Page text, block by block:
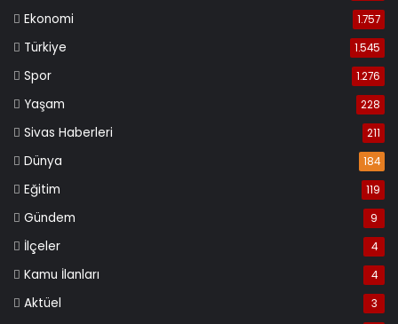
Ekonomi 1.757
Türkiye 1.545
Spor 1.276
Yaşam 228
Sivas Haberleri 211
Dünya 184
Eğitim 119
Gündem 9
İlçeler 4
Kamu İlanları 4
Aktüel 3